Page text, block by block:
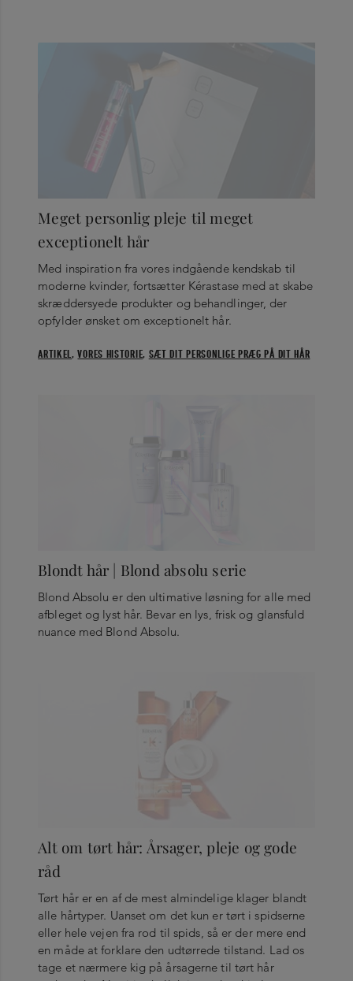
Meget personlig pleje til meget
exceptionelt hår
Med inspiration fra vores indgående kendskab til
moderne kvinder, fortsætter Kérastase med at skabe
skræddersyede produkter og behandlinger, der
opfylder ønsket om exceptionelt hår.
ARTIKEL,VORES HISTORIE, SÆT DIT PERSONLIGE PRÆG PÅ DIT HÅR
Blondt hår | Blond absolu serie
Blond Absolu er den ultimative løsning for alle med
afbleget og lyst hår. Bevar en lys, frisk og glansfuld
nuance med Blond Absolu.
Alt om tørt hår: Årsager, pleje og gode
råd
Tørt hår er en af de mest almindelige klager blandt
alle hårtyper. Uanset om det kun er tørt i spidserne
eller hele vejen fra rod til spids, så er der mere end
en måde at forklare den udtørrede tilstand. Lad os
tage et nærmere kig på årsagerne til tørt hår